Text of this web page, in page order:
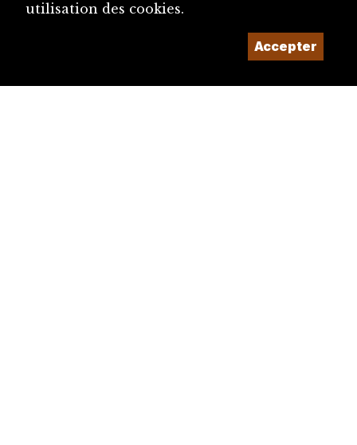
utilisation des cookies.
Accepter